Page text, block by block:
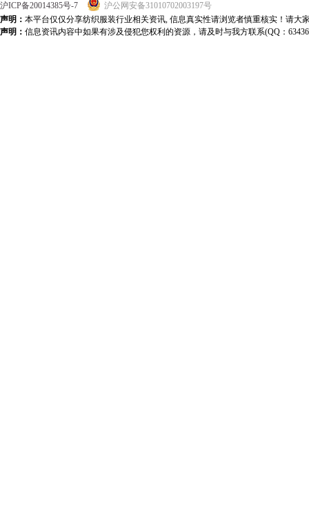
沪ICP备20014385号-7
沪公网安备31010702003197号
声明： 本平台仅仅分享纺织服装行业相关资讯, 信息真实性请浏览者慎重核实！请大
声明： 信息资讯内容中如果有涉及侵犯您权利的资源，请及时与我方联系(QQ：